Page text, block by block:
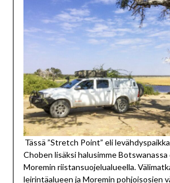
Tässä ”Stretch Point” eli
Choben lisäksi halusimme Botswanassa
Moremin riistansuojelualueella.
leirintäalueen ja Moremin pohjoisosien